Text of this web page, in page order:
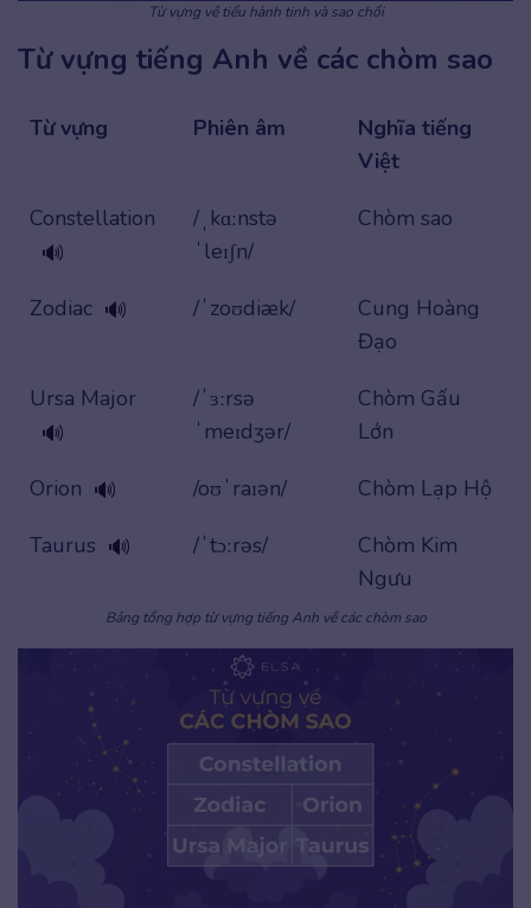
Từ vựng về tiểu hành tinh và sao chổi
Từ vựng tiếng Anh về các chòm sao
Từ vựng Phiên âm
Nghĩa tiếng
Việt
Constellation
🔊
/ˌkɑːnstə
ˈleɪʃn/
Chòm sao
Zodiac 🔊 /ˈzoʊdiæk/
Cung Hoàng
Đạo
Ursa Major
🔊
/ˈɜːrsə
ˈmeɪdʒər/
Chòm Gấu
Lớn
Orion 🔊 /oʊˈraɪən/
Chòm Lạp Hộ
Taurus 🔊 /ˈtɔːrəs/
Chòm Kim
Ngưu
Bảng tổng hợp từ vựng tiếng Anh về các chòm sao